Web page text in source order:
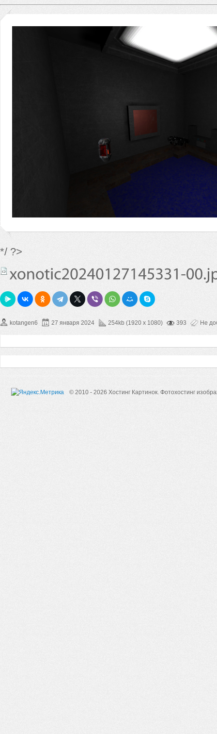
*/ ?>
kotangen6 27 января 2024 254kb (1920 x 1080) 393 Не
© 2010 - 2026 Хостинг Картинок. Фотохостинг